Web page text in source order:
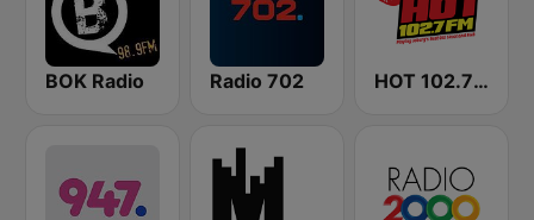
BOK Radio Radio 702 HOT 102.7 FM